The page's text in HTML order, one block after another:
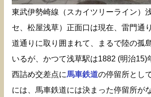
東武伊勢崎線（スカイツリーライン）
セ、松屋浅草）正面口は現在、雷門通
道通りに取り囲まれて、まるで陸の孤
いるが、かつて浅草駅は1882 (明治15)
西詰め交差点に馬車鉄道の停留所とし
には、馬車鉄道には決まった停留所が